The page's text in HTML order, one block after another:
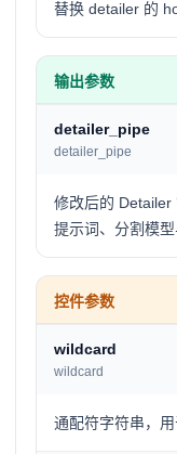
替换 detailer 的
输出参数
detailer_pipe
detailer_pipe
修改后的 Detailer
提示词、分割模型
控件参数
wildcard
wildcard
通配符字符串，用